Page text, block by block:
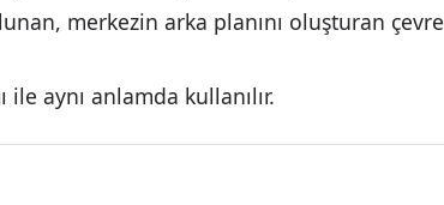
merkezin arka planını oluşturan çevre
aynı anlamda kullanılır.